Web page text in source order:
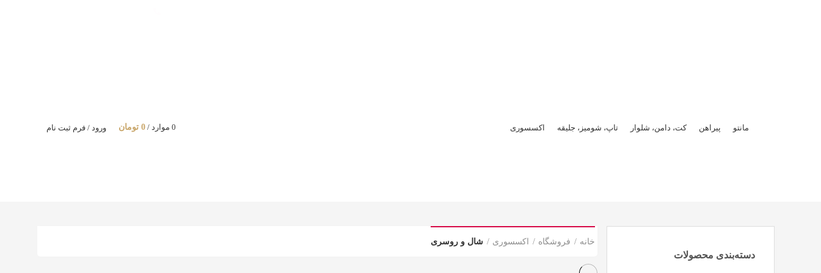
مانتو پیراهن کت، دامن، شلوار تاپ، شومیز، جلیقه اکسسوری 0 موارد /
0 تومان ورود / فرم ثبت نام
دسته‌بندی محصولات
خانه فروشگاه اکسسوری شال و روسری